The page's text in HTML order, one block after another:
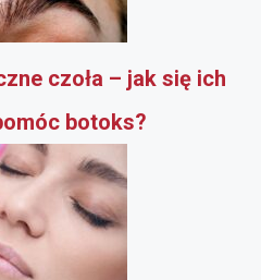
czoła – jak się ich
botoks?